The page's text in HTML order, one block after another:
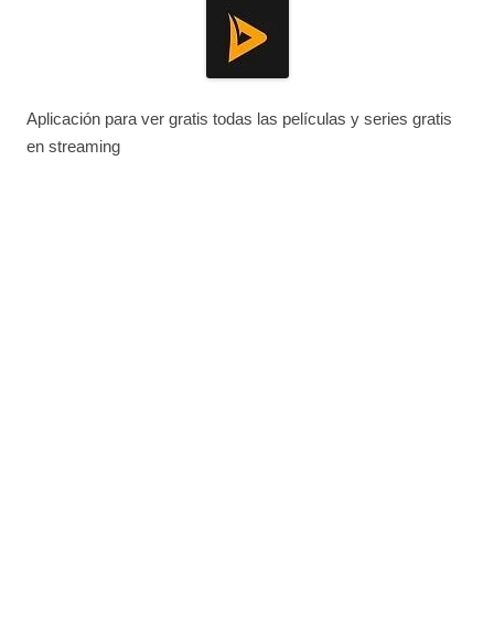
Aplicación para ver gratis todas las películas y series gratis
en streaming